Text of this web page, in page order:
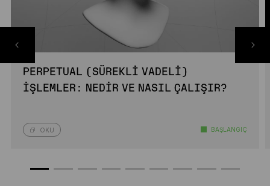
PERPETUAL (SÜREKLI VADELI)
İŞLEMLER: NEDIR VE NASIL ÇALIŞIR?
OKU BAŞLANGIÇ